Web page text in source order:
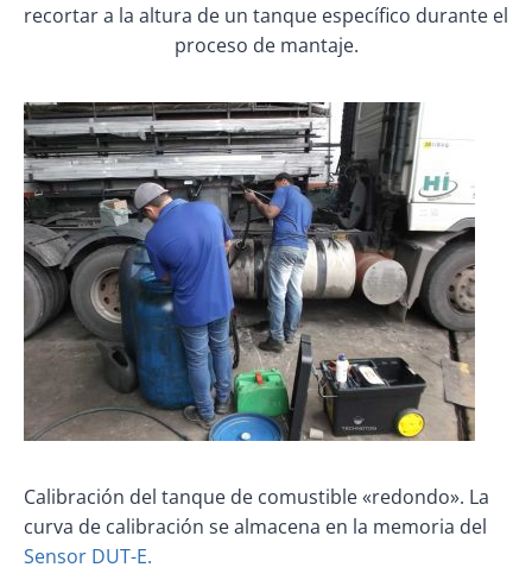
recortar a la altura de un tanque específico durante el
proceso de mantaje.
Calibración del tanque de comustible «redondo». La
curva de calibración se almacena en la memoria del
Sensor DUT-E.